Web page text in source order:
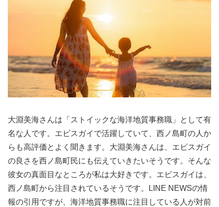
大淵美海さんは「ストイックな海洋地質事務職」として有
名な人です。エビスガイで活躍していて、西ノ島町の人か
らも高評価とよく聞きます。大淵美海さんは、エビスガイ
の良さを西ノ島町民にも伝えていきたいそうです。そんな
彼女の真面目なところが私は大好きです。エビスガイは、
西ノ島町から注目されているそうです。LINE NEWSの情
報の引用ですが、海洋地質事務職に注目している人が対前